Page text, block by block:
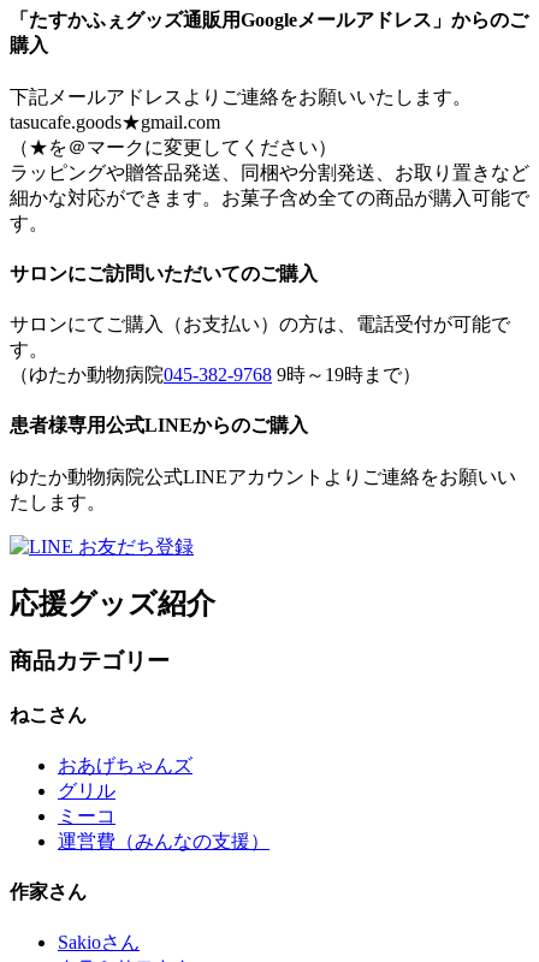
「たすかふぇグッズ通販用Googleメールアドレス」からのご
購入
下記メールアドレスよりご連絡をお願いいたします。
tasucafe.goods★gmail.com
（★を＠マークに変更してください）
ラッピングや贈答品発送、同梱や分割発送、お取り置きなど
細かな対応ができます。お菓子含め全ての商品が購入可能で
す。
サロンにご訪問いただいてのご購入
サロンにてご購入（お支払い）の方は、電話受付が可能で
す。
（ゆたか動物病院045-382-9768 9時～19時まで）
患者様専用公式LINEからのご購入
ゆたか動物病院公式LINEアカウントよりご連絡をお願いい
たします。
応援グッズ紹介
商品カテゴリー
ねこさん
おあげちゃんズ
グリル
ミーコ
運営費（みんなの支援）
作家さん
Sakioさん